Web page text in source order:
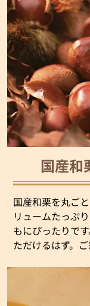
国産和
国産和栗を丸ご
リュームたっぷ
もにぴったりで
ただけるはず。